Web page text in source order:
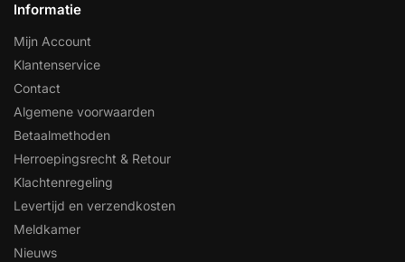
Informatie
Mijn Account
Klantenservice
Contact
Algemene voorwaarden
Betaalmethoden
Herroepingsrecht & Retour
Klachtenregeling
Levertijd en verzendkosten
Meldkamer
Nieuws